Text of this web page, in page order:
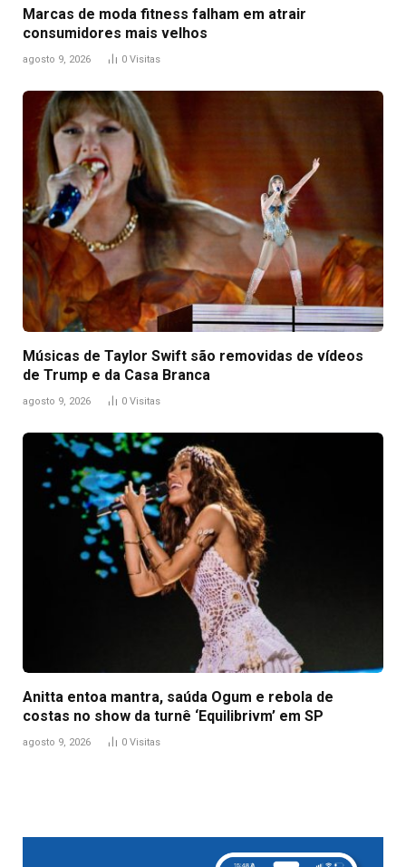
Marcas de moda fitness falham em atrair
consumidores mais velhos
agosto 9, 2026 0 Visitas
Músicas de Taylor Swift são removidas de vídeos
de Trump e da Casa Branca
agosto 9, 2026 0 Visitas
Anitta entoa mantra, saúda Ogum e rebola de
costas no show da turnê ‘Equilibrivm’ em SP
agosto 9, 2026 0 Visitas